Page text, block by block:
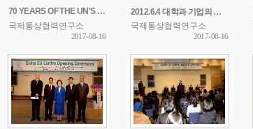
70 YEARS OF THE UN'S COMMUNICATION: A PUBLIC DIPLO
국제통상협력연구소
2017-08-16
2012.6.4 대학과 기업의 사회적 책임
국제통상협력연구소
2017-08-16